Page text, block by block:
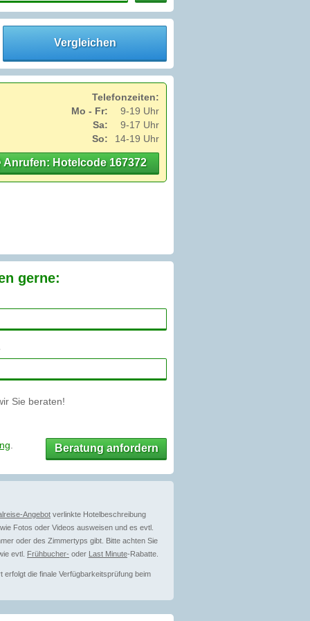
Vergleichen
Telefonzeiten:
Mo - Fr:
9-19 Uhr
Sa:
9-17 Uhr
So:
14-19 Uhr
Anrufen: Hotelcode 167372
gerne:
Sie beraten!
Beratung anfordern
Angebot verlinkte Hotelbeschreibung
Fotos oder Videos ausweisen und es evtl.
oder des Zimmertyps gibt. Bitte achten Sie
evtl. Frühbucher- oder Last Minute-Rabatte.
die finale Verfügbarkeitsprüfung beim